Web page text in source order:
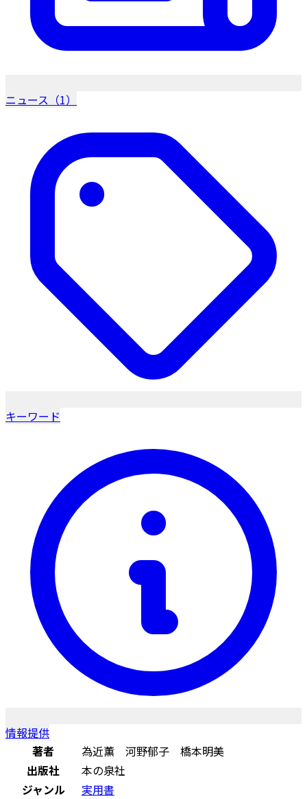
ニュース（1）
キーワード
情報提供
著者
為近薫 河野郁子 橋本明美
出版社
本の泉社
ジャンル
実用書